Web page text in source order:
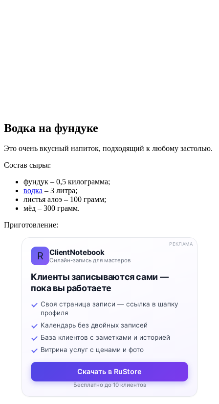
Водка на фундуке
Это очень вкусный напиток, подходящий к любому застолью.
Состав сырья:
фундук – 0,5 килограмма;
водка – 3 литра;
листья алоэ – 100 грамм;
мёд – 300 грамм.
Приготовление:
R ClientNotebook
Онлайн-запись для мастеров
Клиенты записываются сами —
пока вы работаете
Своя страница записи — ссылка в шапку
профиля
Календарь без двойных записей
База клиентов с заметками и историей
Витрина услуг с ценами и фото
Скачать в RuStore
Бесплатно до 10 клиентов
РЕКЛАМА